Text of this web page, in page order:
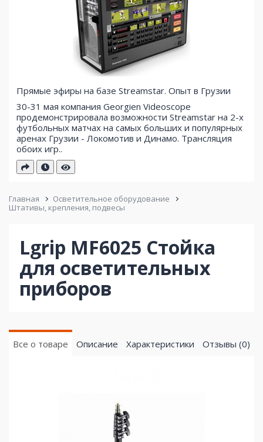
Прямые эфиры на базе Streamstar. Опыт в Грузии
30-31 мая компания Georgien Videoscope
продемонстрировала возможности Streamstar на 2-х
футбольных матчах на самых больших и популярных
аренах Грузии - Локомотив и Динамо. Трансляция
обоих игр..
Главная
Осветительное оборудование
Штативы, крепления, подвесы
Lgrip MF6025 Стойка
для осветительных
приборов
Все о товаре Описание Характеристики Отзывы (0)